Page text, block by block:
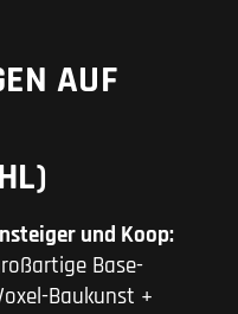
AUF
und Koop:
Base-
Baukunst +